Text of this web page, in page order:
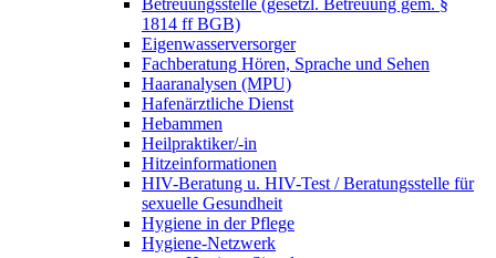
Betreuungsstelle (gesetzl. Betreuung gem. §
1814 ff BGB)
Eigenwasserversorger
Fachberatung Hören, Sprache und Sehen
Haaranalysen (MPU)
Hafenärztliche Dienst
Hebammen
Heilpraktiker/-in
Hitzeinformationen
HIV-Beratung u. HIV-Test / Beratungsstelle für
sexuelle Gesundheit
Hygiene in der Pflege
Hygiene-Netzwerk